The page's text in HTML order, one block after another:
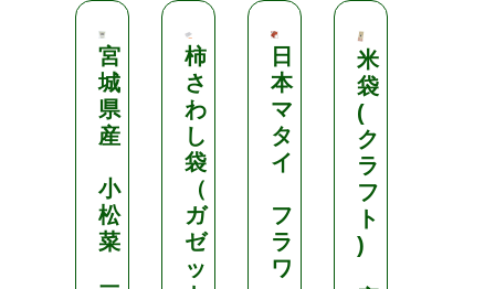
宮
城
県
産
小
松
菜
柿
さ
わ
し
袋
（
ガ
ゼ
ッ
日
本
マ
タ
イ
フ
ラ
ワ
米
袋
(
ク
ラ
フ
ト
)